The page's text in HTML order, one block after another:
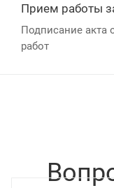
Прием работы
Подписание акта
работ